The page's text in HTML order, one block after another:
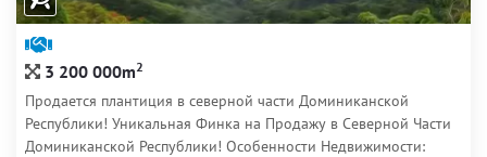
3 200 000m2
Продается плантиция в северной части Доминиканской
Республики! Уникальная Финка на Продажу в Северной Части
Доминиканской Республики! Особенности Недвижимости: